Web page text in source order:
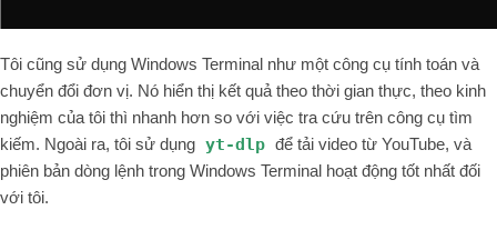
Tôi cũng sử dụng Windows Terminal như một công cụ tính toán và
chuyển đổi đơn vị. Nó hiển thị kết quả theo thời gian thực, theo kinh
nghiệm của tôi thì nhanh hơn so với việc tra cứu trên công cụ tìm
kiếm. Ngoài ra, tôi sử dụng yt-dlp để tải video từ YouTube, và
phiên bản dòng lệnh trong Windows Terminal hoạt động tốt nhất đối
với tôi.